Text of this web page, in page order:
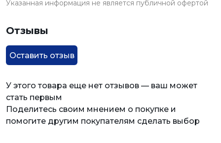
Указанная информация не является публичной офертой
Отзывы
Оставить отзыв
У этого товара еще нет отзывов — ваш может
стать первым
Поделитесь своим мнением о покупке и
помогите другим покупателям сделать выбор